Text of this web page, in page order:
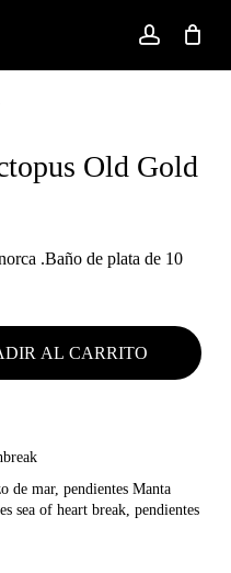
account
Close
Old Gold
.Baño de plata de 10
AL CARRITO
de mar, pendientes Manta
sea of heart break, pendientes